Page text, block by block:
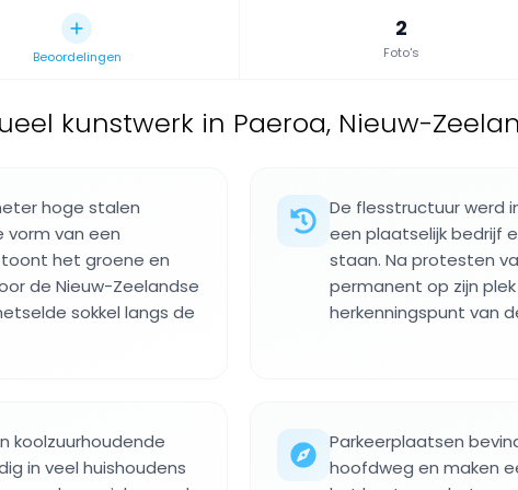
Beoordelingen
2
Foto's
kunstwerk in Paeroa, Nieuw-
hoge stalen
vorm van een
het groene en
de Nieuw-Zeelandse
sokkel langs de
De flesstructuur werd
een plaatselijk bedrijf
staan. Na protesten
permanent op zijn
herkenningspunt van
koolzuurhoudende
in veel huishoudens
Parkeerplaatsen
hoofdweg en maken